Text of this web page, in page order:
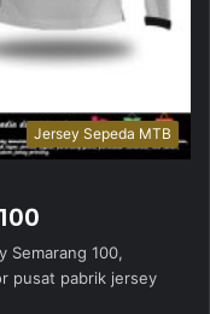
Jersey Sepeda MTB
Semarang 100,
pusat pabrik jersey